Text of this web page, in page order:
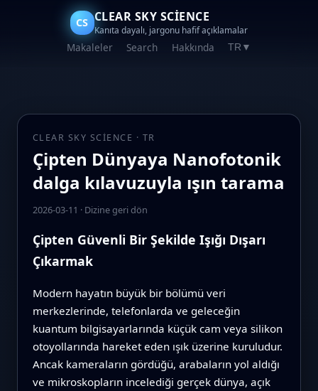
CS CLEAR SKY SCIENCE
Kanıta dayalı, jargonu hafif açıklamalar
Makaleler Search Hakkında TR ▼
CLEAR SKY SCIENCE · TR
Çipten Dünyaya Nanofotonik
dalga kılavuzuyla ışın tarama
2026-03-11 · Dizine geri dön
Çipten Güvenli Bir Şekilde Işığı Dışarı
Çıkarmak
Modern hayatın büyük bir bölümü veri
merkezlerinde, telefonlarda ve geleceğin
kuantum bilgisayarlarında küçük cam veya silikon
otoyollarında hareket eden ışık üzerine kuruludur.
Ancak kameraların gördüğü, arabaların yol aldığı
ve mikroskopların incelediği gerçek dünya, açık